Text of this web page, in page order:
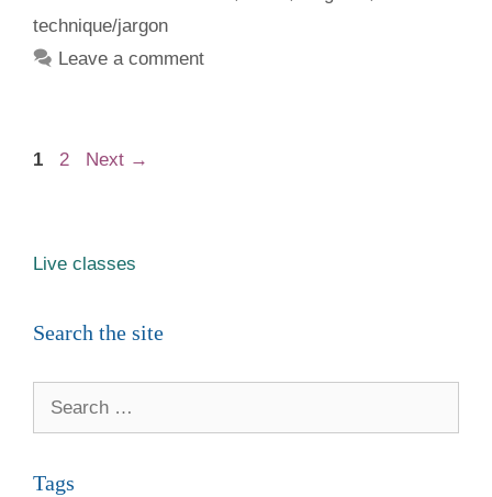
technique/jargon
Leave a comment
Page
1 Page
2 Next →
Live classes
Search the site
Tags